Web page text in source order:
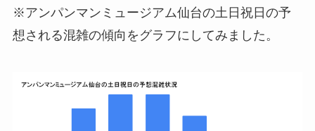
※アンパンマンミュージアム仙台の土日祝日の予
想される混雑の傾向をグラフにしてみました。